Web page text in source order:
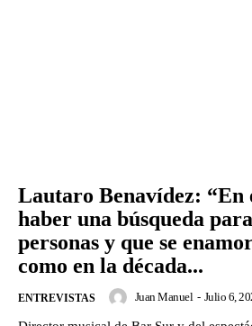
Lautaro Benavídez: “En
haber una búsqueda
personas y que se
como en la década...
ENTREVISTAS Juan Manuel - Julio 6,